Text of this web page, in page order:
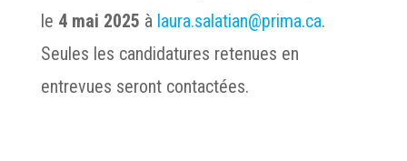
le 4 mai 2025 à laura.salatian@prima.ca.
Seules les candidatures retenues en
entrevues seront contactées.